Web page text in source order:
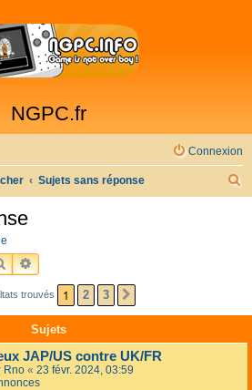
NGPC.fr
Connexion
Sujets sans réponse
h
RECHERCHER
RECHERCHE AVANCÉE
trouvés 1 2 3
Sujets
JAP/US contre UK/FR
Rno « 23 févr. 2024, 03:59